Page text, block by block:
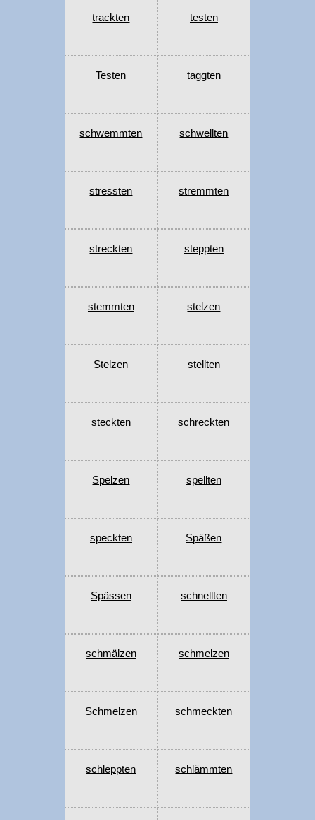
trackten testen
Testen taggten
schwemmten schwellten
stressten stremmten
streckten steppten
stemmten stelzen
Stelzen stellten
steckten schreckten
Spelzen spellten
speckten Späßen
Spässen schnellten
schmälzen schmelzen
Schmelzen schmeckten
schleppten schlämmten